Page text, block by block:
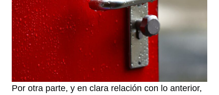
Por otra parte, y en clara relación con lo anterior,